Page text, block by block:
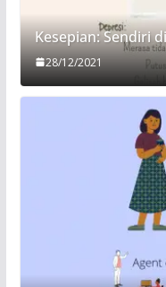
Kesepian: Sendiri
28/12/2021